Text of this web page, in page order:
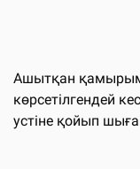
Ашытқан
көрсетілгендей
устіне қойып